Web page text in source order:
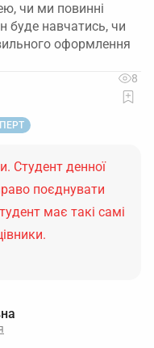
чи ми повинні
буде навчатись, чи
оформлення
8
Студент денної
поєднувати
має такі самі